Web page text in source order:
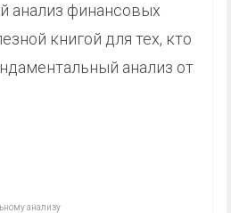
анализ финансовых
книгой для тех, кто
анализ от
анализу